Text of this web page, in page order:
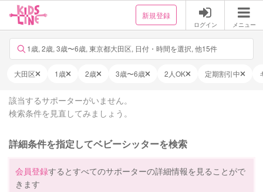
新規登録
ログイン メニュー
1歳, 2歳, 3歳〜6歳, 東京都大田区, 日付・時間を選択, 他15件
大田区 1歳 2歳 3歳〜6歳 2人OK 定期割引中
該当するサポーターがいません。
検索条件を見直してみましょう。
詳細条件を指定してベビーシッターを検索
会員登録するとすべてのサポーターの詳細情報を見ることがで
きます